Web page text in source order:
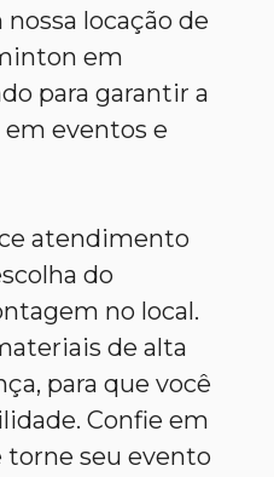
locação de
em
para garantir a
eventos e
atendimento
do
no local.
de alta
para que você
Confie em
torne seu evento